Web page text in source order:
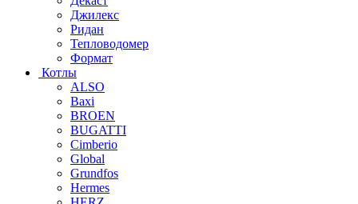
Джилекс
Ридан
Тепловодомер
Формат
Котлы
ALSO
Baxi
BROEN
BUGATTI
Cimberio
Global
Grundfos
Hermes